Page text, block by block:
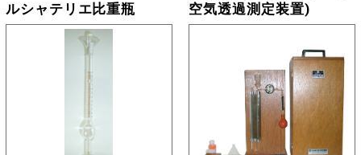
ルシャテリエ比重瓶
空気透過測定装置)